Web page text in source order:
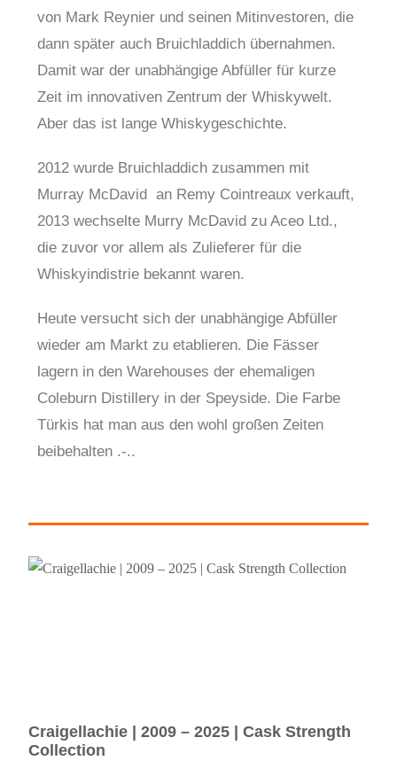
von Mark Reynier und seinen Mitinvestoren, die
dann später auch Bruichladdich übernahmen.
Damit war der unabhängige Abfüller für kurze
Zeit im innovativen Zentrum der Whiskywelt.
Aber das ist lange Whiskygeschichte.
2012 wurde Bruichladdich zusammen mit
Murray McDavid an Remy Cointreaux verkauft,
2013 wechselte Murry McDavid zu Aceo Ltd.,
die zuvor vor allem als Zulieferer für die
Whiskyindistrie bekannt waren.
Heute versucht sich der unabhängige Abfüller
wieder am Markt zu etablieren. Die Fässer
lagern in den Warehouses der ehemaligen
Coleburn Distillery in der Speyside. Die Farbe
Türkis hat man aus den wohl großen Zeiten
beibehalten .-..
Craigellachie | 2009 – 2025 | Cask Strength
Collection